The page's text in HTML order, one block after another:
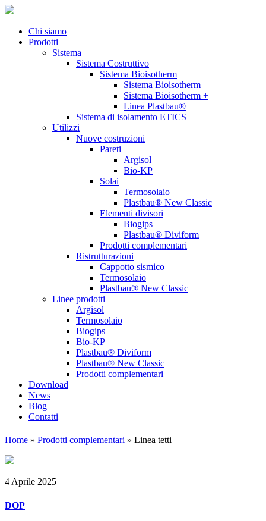
Chi siamo
Prodotti
Sistema
Sistema Costruttivo
Sistema Bioisotherm
Sistema Bioisotherm
Sistema Bioisotherm +
Linea Plastbau®
Sistema di isolamento ETICS
Utilizzi
Nuove costruzioni
Pareti
Argisol
Bio-KP
Solai
Termosolaio
Plastbau® New Classic
Elementi divisori
Biogips
Plastbau® Diviform
Prodotti complementari
Ristrutturazioni
Cappotto sismico
Termosolaio
Plastbau® New Classic
Linee prodotti
Argisol
Termosolaio
Biogips
Bio-KP
Plastbau® Diviform
Plastbau® New Classic
Prodotti complementari
Download
News
Blog
Contatti
Home » Prodotti complementari » Linea tetti
4 Aprile 2025
DOP